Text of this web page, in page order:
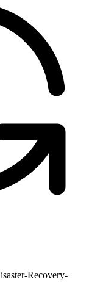
Recovery-